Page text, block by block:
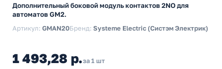
Дополнительный боковой модуль контактов 2NO для
автоматов GM2.
Артикул: GMAN20Бренд: Systeme Electric (Систэм Электрик)
1 493,28 р.за 1 шт